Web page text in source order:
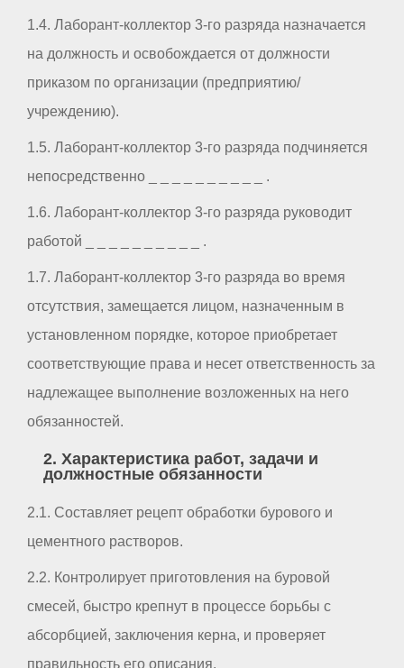
1.4. Лаборант-коллектор 3-го разряда назначается
на должность и освобождается от должности
приказом по организации (предприятию/
учреждению).
1.5. Лаборант-коллектор 3-го разряда подчиняется
непосредственно _ _ _ _ _ _ _ _ _ _ .
1.6. Лаборант-коллектор 3-го разряда руководит
работой _ _ _ _ _ _ _ _ _ _ .
1.7. Лаборант-коллектор 3-го разряда во время
отсутствия, замещается лицом, назначенным в
установленном порядке, которое приобретает
соответствующие права и несет ответственность за
надлежащее выполнение возложенных на него
обязанностей.
2. Характеристика работ, задачи и
должностные обязанности
2.1. Составляет рецепт обработки бурового и
цементного растворов.
2.2. Контролирует приготовления на буровой
смесей, быстро крепнут в процессе борьбы с
абсорбцией, заключения керна, и проверяет
правильность его описания.